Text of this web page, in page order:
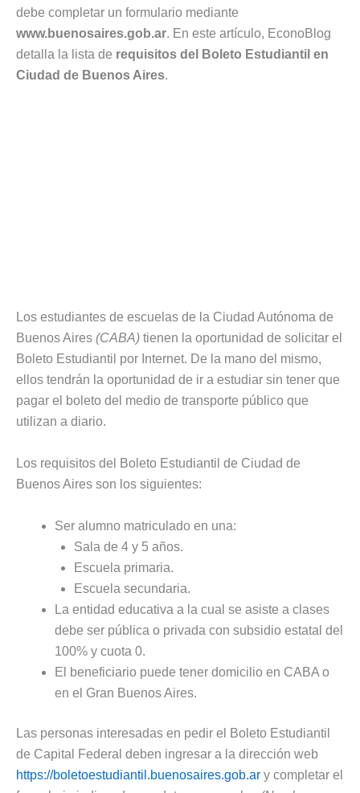
debe completar un formulario mediante
www.buenosaires.gob.ar. En este artículo, EconoBlog
detalla la lista de requisitos del Boleto Estudiantil en
Ciudad de Buenos Aires.
Los estudiantes de escuelas de la Ciudad Autónoma de
Buenos Aires (CABA) tienen la oportunidad de solicitar el
Boleto Estudiantil por Internet. De la mano del mismo,
ellos tendrán la oportunidad de ir a estudiar sin tener que
pagar el boleto del medio de transporte público que
utilizan a diario.
Los requisitos del Boleto Estudiantil de Ciudad de
Buenos Aires son los siguientes:
Ser alumno matriculado en una:
Sala de 4 y 5 años.
Escuela primaria.
Escuela secundaria.
La entidad educativa a la cual se asiste a clases
debe ser pública o privada con subsidio estatal del
100% y cuota 0.
El beneficiario puede tener domicilio en CABA o
en el Gran Buenos Aires.
Las personas interesadas en pedir el Boleto Estudiantil
de Capital Federal deben ingresar a la dirección web
https://boletoestudiantil.buenosaires.gob.ar y completar el